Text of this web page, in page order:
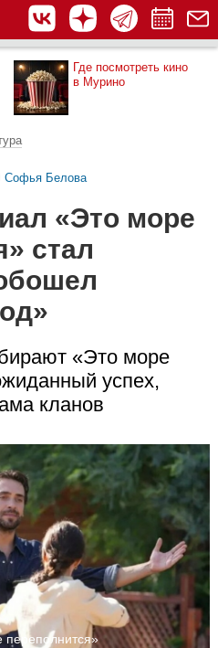
Где посмотреть кино
в Мурино
Софья Белова
«Это море
стал
«Это море
успех,
кланов
переполнится»